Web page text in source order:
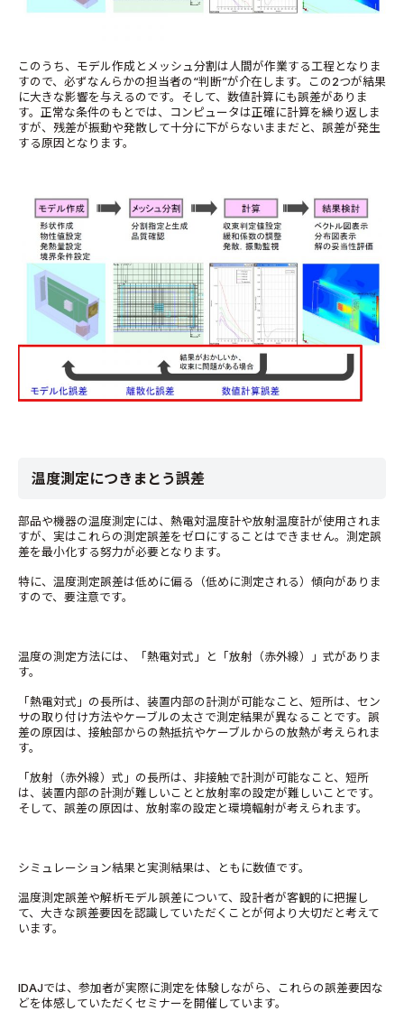
このうち、モデル作成とメッシュ分割は人間が作業する工程となりま
すので、必ずなんらかの担当者の“判断”が介在します。この2つが結果
に大きな影響を与えるのです。そして、数値計算にも誤差がありま
す。正常な条件のもとでは、コンピュータは正確に計算を繰り返しま
すが、残差が振動や発散して十分に下がらないままだと、誤差が発生
する原因となります。
温度測定につきまとう誤差
部品や機器の温度測定には、熱電対温度計や放射温度計が使用されま
すが、実はこれらの測定誤差をゼロにすることはできません。測定誤
差を最小化する努力が必要となります。
特に、温度測定誤差は低めに偏る（低めに測定される）傾向がありま
すので、要注意です。
温度の測定方法には、「熱電対式」と「放射（赤外線）」式がありま
す。
「熱電対式」の長所は、装置内部の計測が可能なこと、短所は、セン
サの取り付け方法やケーブルの太さで測定結果が異なることです。誤
差の原因は、接触部からの熱抵抗やケーブルからの放熱が考えられま
す。
「放射（赤外線）式」の長所は、非接触で計測が可能なこと、短所
は、装置内部の計測が難しいことと放射率の設定が難しいことです。
そして、誤差の原因は、放射率の設定と環境輻射が考えられます。
シミュレーション結果と実測結果は、ともに数値です。
温度測定誤差や解析モデル誤差について、設計者が客観的に把握し
て、大きな誤差要因を認識していただくことが何より大切だと考えて
います。
IDAJでは、参加者が実際に測定を体験しながら、これらの誤差要因な
どを体感していただくセミナーを開催しています。